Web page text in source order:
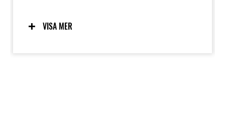
manövrerbarhet och masscentralisering i åtanke ger
en utmärkt känsla och självförtroende för ett brett
VISA MER